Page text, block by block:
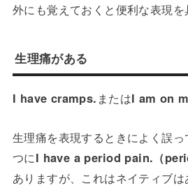
外にも覚えておくと便利な表現を
生理痛がある
I have cramps. またはI am on
生理痛を表現するときによく誤
つにI have a period pain.（
ありますが、これはネイティブは